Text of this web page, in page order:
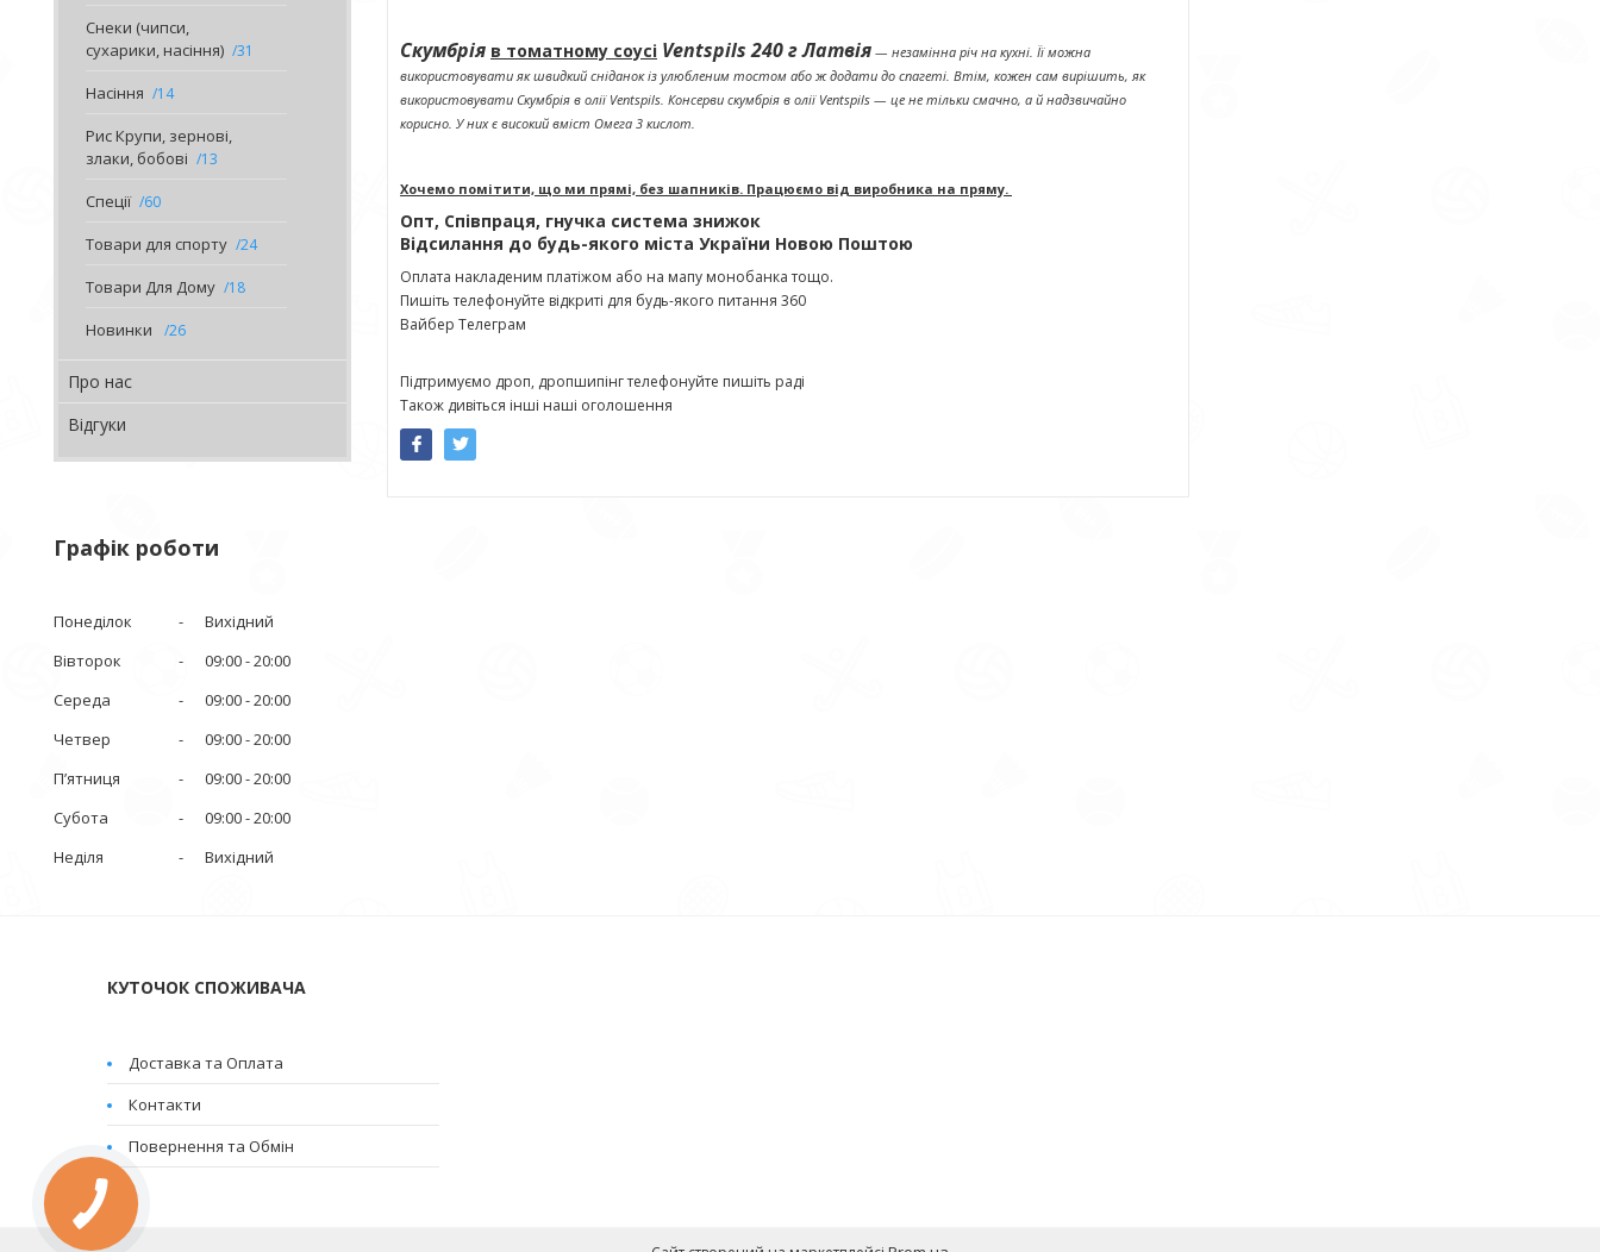
Снеки (чипси,
сухарики, насіння)
31
Насіння 14
Рис Крупи, зернові,
злаки, бобові
13
Спеції 60
Товари для спорту 24
Товари Для Дому 18
Новинки 26
Про нас
Відгуки
Графік роботи
Понеділок
Вихідний
Вівторок
09:00 20:00
Середа
09:00 20:00
Четвер
09:00 20:00
Пʼятниця
09:00 20:00
Субота
09:00 20:00
Неділя
Вихідний
Скумбрія в томатному соусі Ventspils 240 г Латвія — незамінна річ на кухні. Її можна
використовувати як швидкий сніданок із улюбленим тостом або ж додати до спагеті. Втім, кожен сам вирішить, як
використовувати Скумбрія в олії Ventspils. Консерви скумбрія в олії Ventspils — це не тільки смачно, а й надзвичайно
корисно. У них є високий вміст Омега 3 кислот.
Хочемо помітити, що ми прямі, без шапників. Працюємо від виробника на пряму.
Опт, Співпраця, гнучка система знижок
Відсилання до будь-якого міста України Новою Поштою
Оплата накладеним платіжом або на мапу монобанка тощо.
Пишіть телефонуйте відкриті для будь-якого питання 360
Вайбер Телеграм
Підтримуємо дроп, дропшипінг телефонуйте пишіть раді
Також дивіться інші наші оголошення
КУТОЧОК СПОЖИВАЧА
Доставка та Оплата
Контакти
Повернення та Обмін